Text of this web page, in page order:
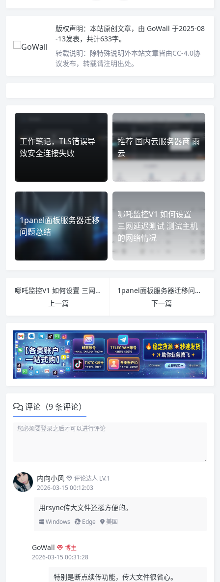
版权声明： 本站原创文章，由 GoWall 于2025-08
-13发表，共计633字。
转载说明： 除特殊说明外本站文章皆由CC-4.0协
议发布，转载请注明出处。
工作笔记，TLS错误导
致安全连接失败
推荐 国内云服务器商 雨
云
1panel面板服务器迁移
问题总结
哪吒监控V1 如何设置
三网延迟测试 测试主机
的网络情况
哪吒监控V1 如何设置 三网延迟测试 测试主机的网络情况
上一篇
1panel面板服务器迁移问题总结
下一篇
评论（9 条评论）
内向小风
评论达人 LV.1
2026-03-15 00:12:03
用rsync传大文件还挺方便的。
Windows Edge 美国
GoWall
博主
2026-03-15 00:31:28
特别是断点续传功能，传大文件很省心。